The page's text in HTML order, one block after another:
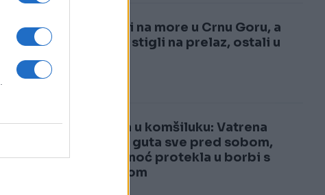
3
Krenuli na more u Crnu Goru, a
kad su stigli na prelaz, ostali u
4
Drama u komšiluku: Vatrena
stihija guta sve pred sobom,
cijela noć protekla u borbi s
požarom